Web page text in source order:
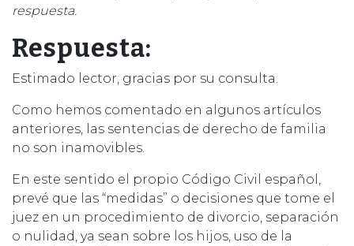
respuesta.
Respuesta:
Estimado lector, gracias por su consulta.
Como hemos comentado en algunos artículos
anteriores, las sentencias de derecho de familia
no son inamovibles.
En este sentido el propio Código Civil español,
prevé que las “medidas” o decisiones que tome el
juez en un procedimiento de divorcio, separación
o nulidad, ya sean sobre los hijos, uso de la